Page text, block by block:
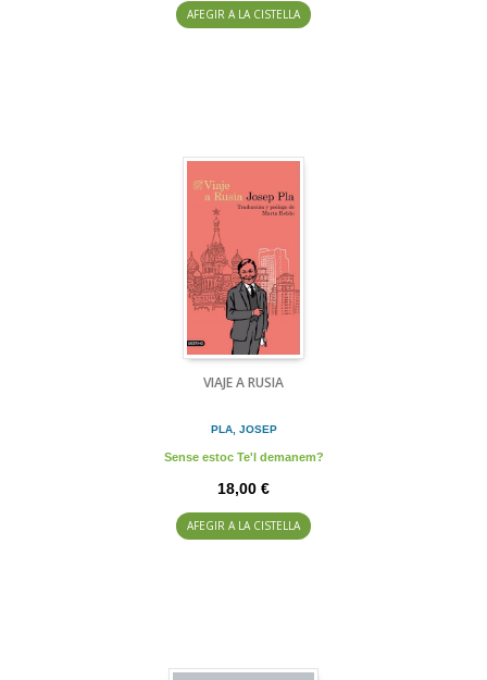
AFEGIR A LA CISTELLA
VIAJE A RUSIA
PLA, JOSEP
Sense estoc Te'l demanem?
18,00 €
AFEGIR A LA CISTELLA